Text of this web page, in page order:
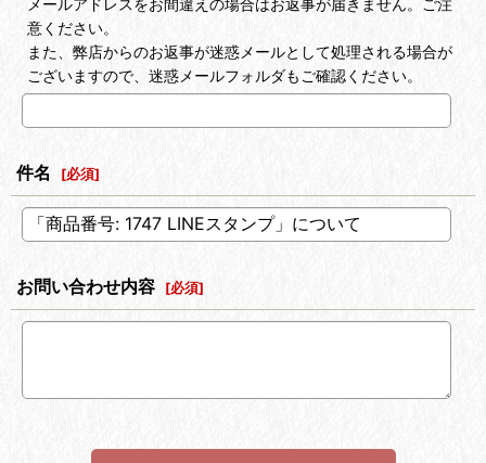
メールアドレスをお間違えの場合はお返事が届きません。ご注
意ください。
また、弊店からのお返事が迷惑メールとして処理される場合が
ございますので、迷惑メールフォルダもご確認ください。
件名 [必須]
お問い合わせ内容 [必須]